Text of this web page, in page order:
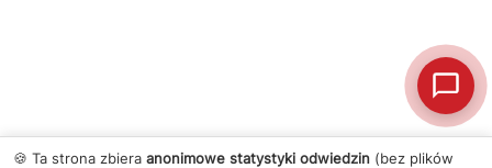
🍪 Ta strona zbiera anonimowe statystyki odwiedzin (bez plików